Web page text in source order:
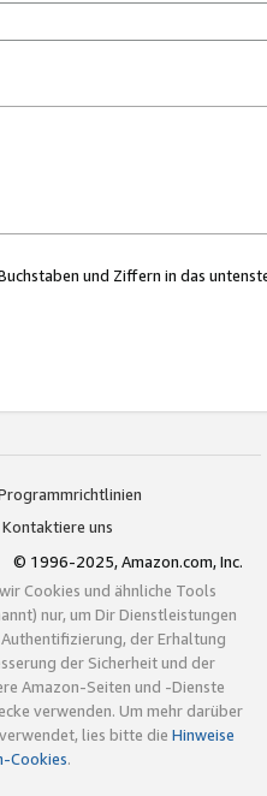
und Ziffern in das
Kontaktiere uns
© 1996-2025, Amazon.com, Inc.
Cookies und ähnliche Tools
nur, um Dir Dienstleistungen
der Erhaltung
der Sicherheit und der
Amazon-Seiten und -Dienste
verwenden. Um mehr darüber
lies bitte die Hinweise
Cookies.